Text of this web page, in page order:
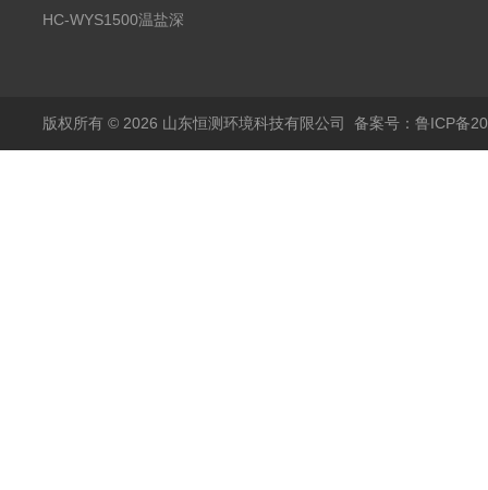
分析仪
HC-WYS1500温盐深
版权所有 © 2026 山东恒测环境科技有限公司 备案号：鲁ICP备